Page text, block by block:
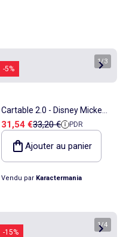
-5%
1/3
Cartable 2.0 - Disney Mickey
Mouse Blissy - Bleu - Taille
Unique
Prix de vente
31,54 €Prix de référence
33,20 € PDR
Ajouter au panier
Vendu par Karactermania
-15%
1/4